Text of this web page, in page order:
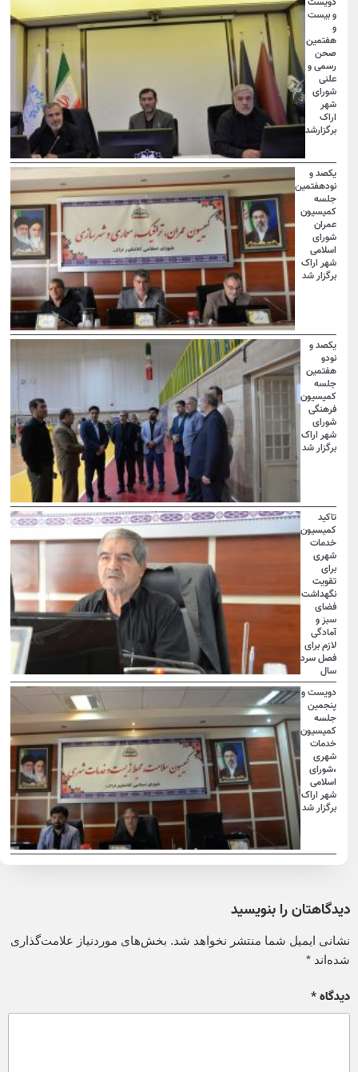
و بیست
هفتمین
صحن
رسمی و
علنی
شورای
شهر
اراک
برگزارشد
یکصد و
نودهفتمین
جلسه
کمیسیون
عمران
شورای
اسلامی
شهر اراک
برگزار شد
یکصد و
نودو
هفتمین
جلسه
کمیسیون
فرهنگی
شورای
شهر اراک
برگزار شد
تاکید
کمیسیون
خدمات
شهری
برای
تقویت
نگهداشت
فضای
سبز و
آمادگی
لازم برای
فصل سرد
سال
دویست و
پنجمین
جلسه
کمیسیون
خدمات
شهری
،شورای
اسلامی
شهر اراک
برگزار شد
دیدگاهتان را بنویسید
نشانی ایمیل شما منتشر نخواهد شد. بخش‌های موردنیاز علامت‌گذاری
شده‌اند*
دیدگاه*